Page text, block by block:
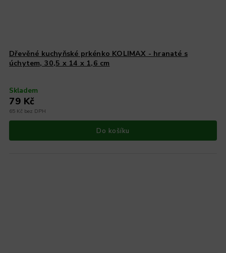
Dřevěné kuchyňské prkénko KOLIMAX - hranaté s
úchytem, 30,5 x 14 x 1,6 cm
Skladem
65 Kč bez DPH
79 Kč
Do košíku